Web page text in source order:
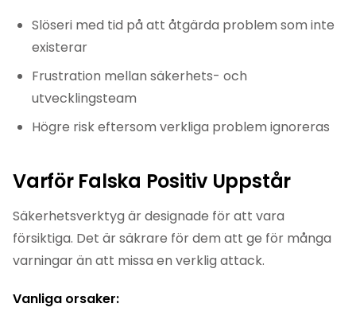
Slöseri med tid på att åtgärda problem som inte
existerar
Frustration mellan säkerhets- och
utvecklingsteam
Högre risk eftersom verkliga problem ignoreras
Varför Falska Positiv Uppstår
Säkerhetsverktyg är designade för att vara
försiktiga. Det är säkrare för dem att ge för många
varningar än att missa en verklig attack.
Vanliga orsaker: